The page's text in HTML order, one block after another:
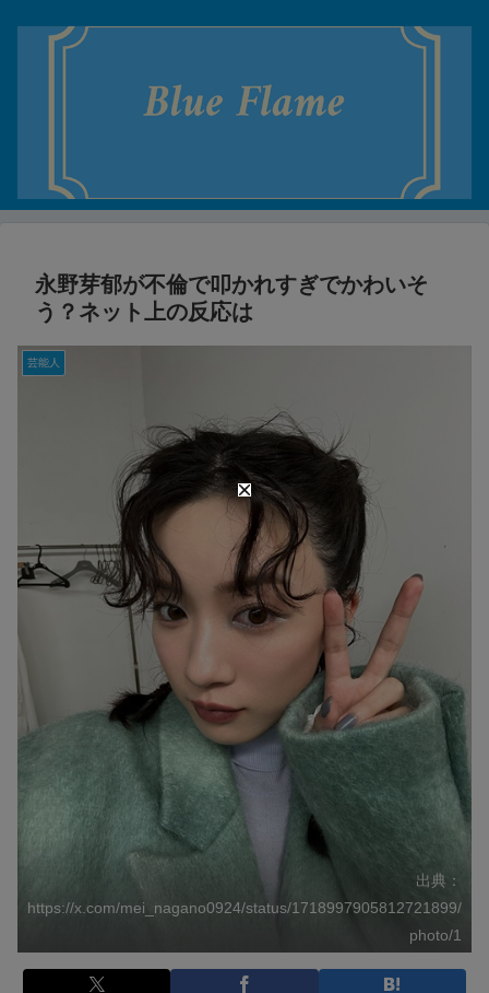
永野芽郁が不倫で叩かれすぎでかわいそ
う？ネット上の反応は
芸能人
出典：
https://x.com/mei_nagano0924/status/1718997905812721899/
photo/1